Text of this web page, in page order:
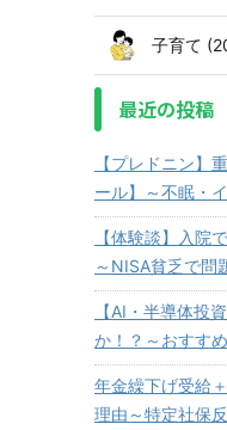
子育て
最近の投稿
【プレドニン】
ール】～不眠・
【体験談】入院
～NISA貧乏で問
【AI・半導体投
か！？～おすす
年金繰下げ受給
理由～特定社保